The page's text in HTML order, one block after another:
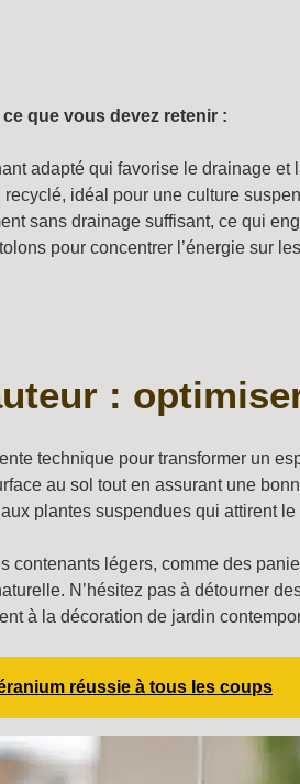
que vous devez retenir :
adapté qui favorise le drainage et
idéal pour une culture
sans drainage suffisant, ce qui
pour concentrer l’énergie sur
:
technique pour transformer un
au sol tout en assurant une
plantes suspendues qui attirent le
contenants légers, comme des
N’hésitez pas à détourner
à la décoration de jardin
réussie à tous les coups